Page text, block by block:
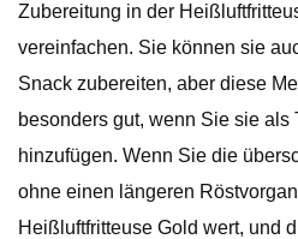
Zubereitung in der
vereinfachen. Sie können sie
Snack zubereiten, aber diese
besonders gut, wenn Sie sie als
hinzufügen. Wenn Sie die
ohne einen längeren
Heißluftfritteuse Gold wert, und